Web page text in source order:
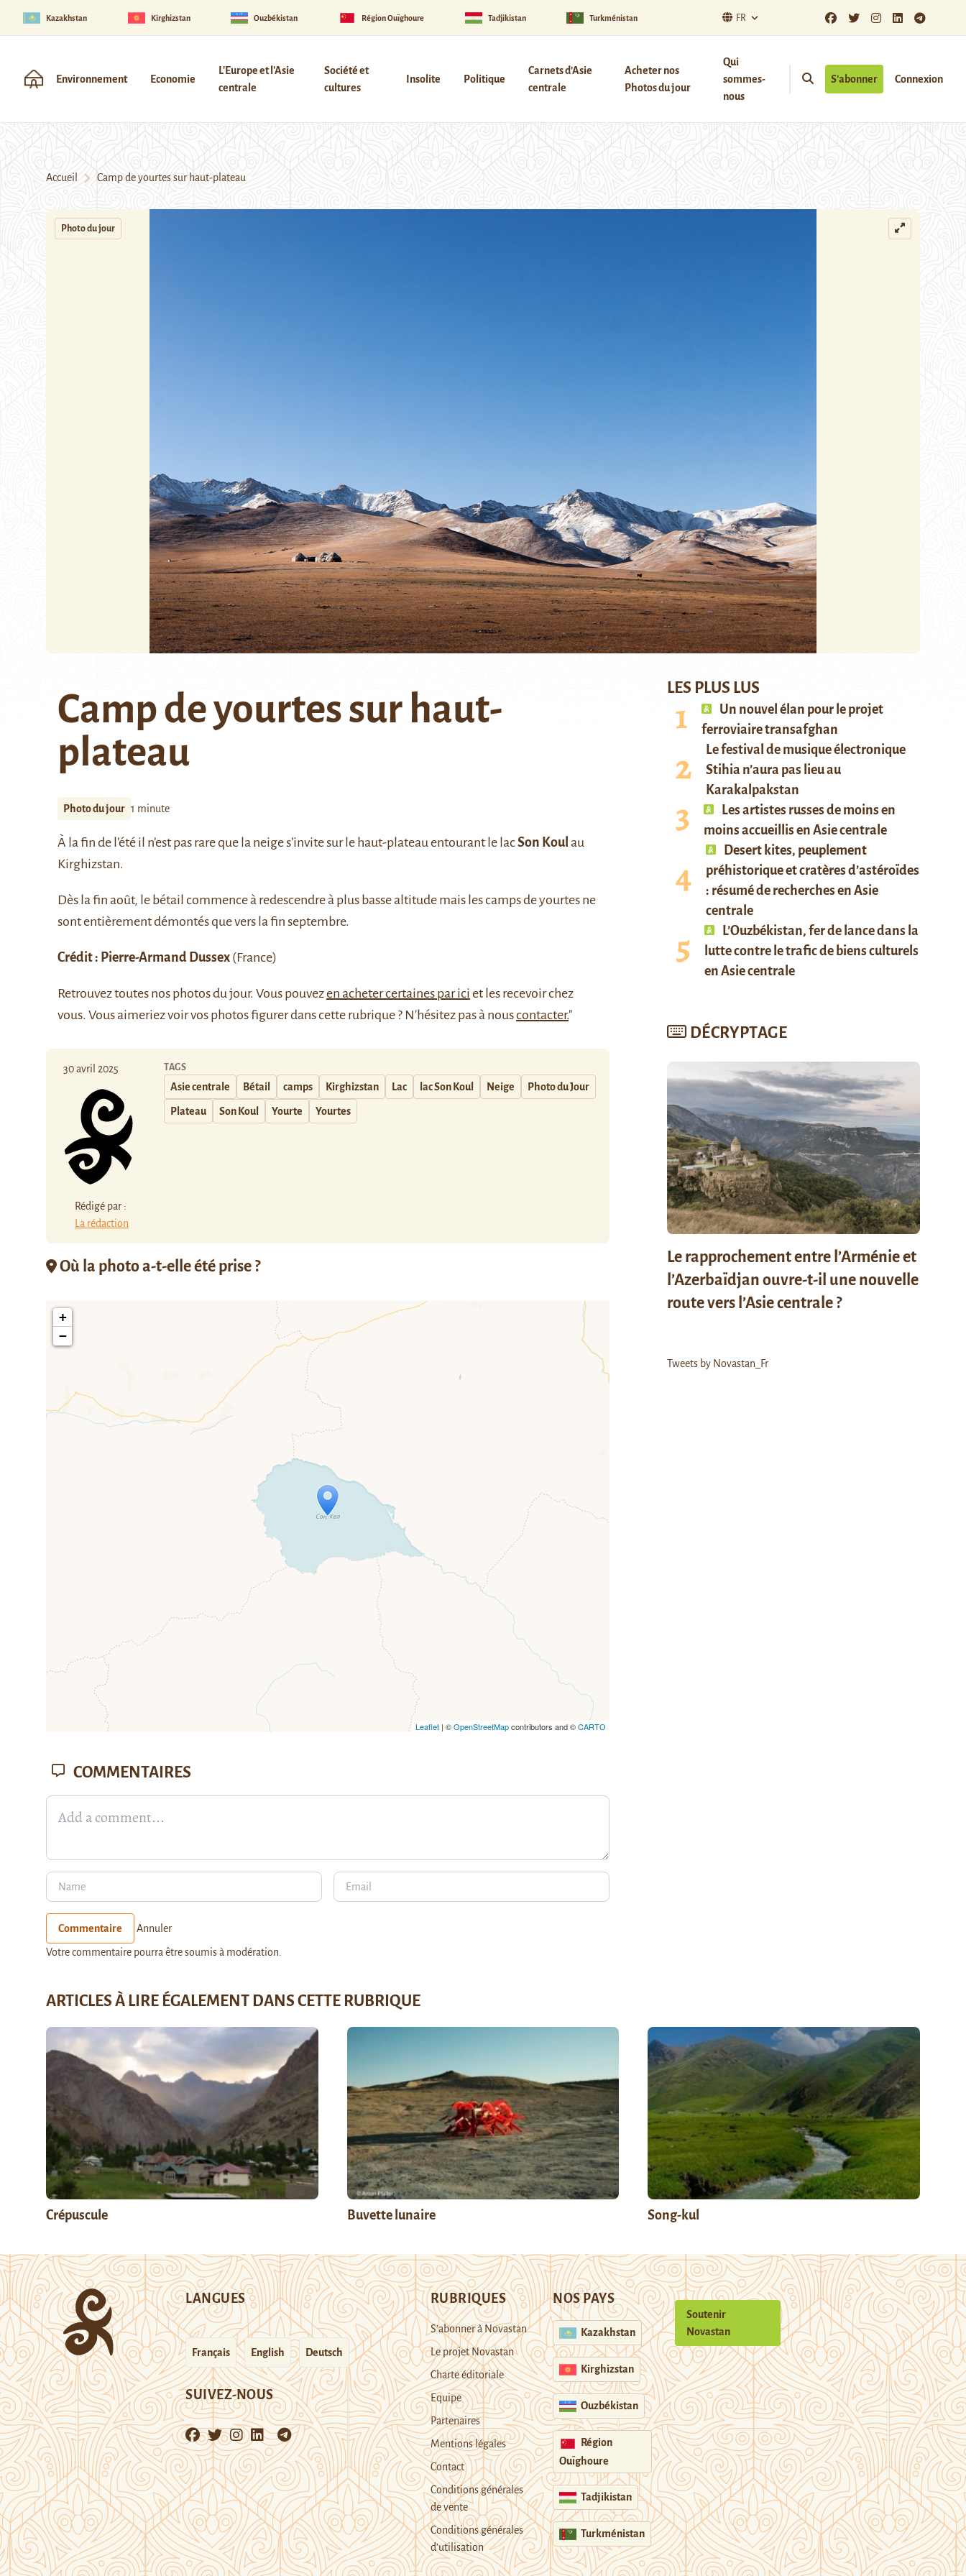
Kazakhstan Kirghizstan Ouzbékistan Région Ouïghoure Tadjikistan Turkménistan FR
Environnement Economie
L'Europe et l'Asie
centrale
Société et
cultures
Insolite Politique
Carnets d’Asie
centrale
Acheter nos
Photos du jour
Qui
sommes-
nous
S’abonner Connexion
Accueil Camp de yourtes sur haut-plateau
Photo du jour
Camp de yourtes sur haut-
plateau
Photo du jour 1 minute
À la fin de l’été il n’est pas rare que la neige s’invite sur le haut-plateau entourant le lacSon Koul au
Kirghizstan.
Dès la fin août, le bétail commence à redescendre à plus basse altitude mais les camps de yourtes ne
sont entièrement démontés que vers la fin septembre.
Crédit : Pierre-Armand Dussex (France)
Retrouveztoutes nos photos du jour. Vous pouvezen acheter certaines par ici et les recevoir chez
vous. Vous aimeriez voir vos photos figurer dans cette rubrique ? N'hésitez pas à nouscontacter."
30 avril 2025
Rédigé par :
La rédaction
TAGS
Asie centrale Bétail camps Kirghizstan Lac lac Son Koul Neige Photo du Jour
Plateau Son Koul Yourte Yourtes
Où la photo a-t-elle été prise ?
Travelers' Map is loading...
If you see this after your page is loaded completely, leafletJS files are
+
−
Leaflet | ©OpenStreetMapcontributors and ©CARTO
LES PLUS LUS
Un nouvel élan pour le projet
ferroviaire transafghan
Le festival de musique électronique
Stihia n’aura pas lieu au
Karakalpakstan
Les artistes russes de moins en
moins accueillis en Asie centrale
Desert kites, peuplement
préhistorique et cratères d’astéroïdes
: résumé de recherches en Asie
centrale
L’Ouzbékistan, fer de lance dans la
lutte contre le trafic de biens culturels
en Asie centrale
DÉCRYPTAGE
Le rapprochement entre l’Arménie et
l’Azerbaïdjan ouvre-t-il une nouvelle
route vers l’Asie centrale ?
Tweets by Novastan_Fr
COMMENTAIRES
Commentaire Annuler
Votre commentaire pourra être soumis à modération.
ARTICLES À LIRE ÉGALEMENT DANS CETTE RUBRIQUE
Crépuscule Buvette lunaire Song-kul
LANGUES
Français English Deutsch
SUIVEZ-NOUS
RUBRIQUES
S’abonner à Novastan
Le projet Novastan
Charte éditoriale
Equipe
Partenaires
Mentions légales
Contact
Conditions générales
de vente
Conditions générales
d’utilisation
NOS PAYS
Kazakhstan
Kirghizstan
Ouzbékistan
Région
Ouïghoure
Tadjikistan
Turkménistan
Soutenir
Novastan